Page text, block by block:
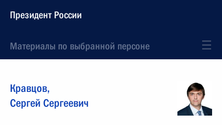
Президент России
Материалы по выбранной персоне
Кравцов,
Сергей Сергеевич